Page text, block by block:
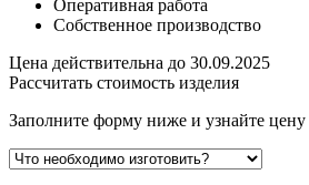
Оперативная работа
Собственное производство
Цена действительна до 30.09.2025
Рассчитать стоимость изделия
Заполните форму ниже и узнайте